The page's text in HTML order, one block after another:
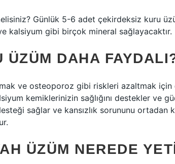
Günlük 5-6 adet çekirdeksiz kuru
kalsiyum gibi birçok mineral sağlayacaktır.
ÜZÜM DAHA
ve osteoporoz gibi riskleri azaltmak
kemiklerinizin sağlığını destekler ve
sağlar ve kansızlık sorununu ortadan
ÜZÜM NEREDE